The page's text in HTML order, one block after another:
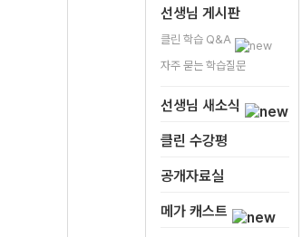
선생님 게시판
클린 학습 Q&A
자주 묻는 학습질문
선생님 새소식
클린 수강평
공개자료실
메가 캐스트